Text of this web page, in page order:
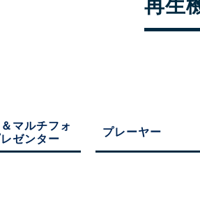
マルチフォ
ゼンター
プレーヤー